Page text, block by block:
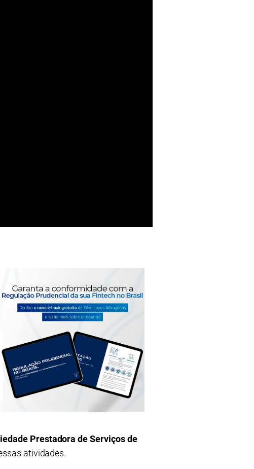
Prestadora de Serviços de
atividades.